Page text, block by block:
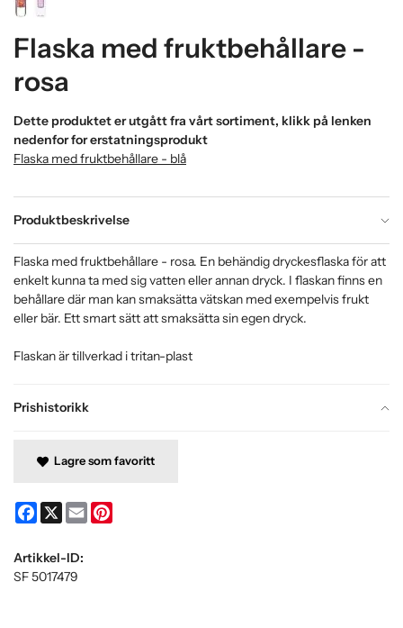
Flaska med fruktbehållare -
rosa
Dette produktet er utgått fra vårt sortiment, klikk på lenken
nedenfor for erstatningsprodukt
Flaska med fruktbehållare - blå
Produktbeskrivelse
Prishistorikk
Flaska med fruktbehållare - rosa. En behändig dryckesflaska för att
enkelt kunna ta med sig vatten eller annan dryck. I flaskan finns en
behållare där man kan smaksätta vätskan med exempelvis frukt
eller bär. Ett smart sätt att smaksätta sin egen dryck.
Flaskan är tillverkad i tritan-plast
Lagre som favoritt
Facebook
X Email
Artikkel-ID:
SF 5017479